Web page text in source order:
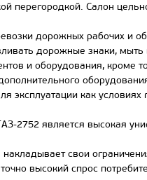
перегородкой. Салон
дорожных рабочих и
дорожные знаки,
и оборудования, кроме
эксплуатации как
является высокая
свои
высокий спрос